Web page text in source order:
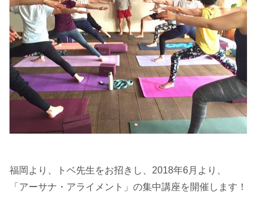
福岡より、トベ先生をお招きし、2018年6月より、
「アーサナ・アライメント」の集中講座を開催します！